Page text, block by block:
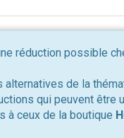
réduction possible
de la
qui peuvent être
à ceux de la boutique